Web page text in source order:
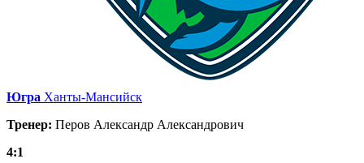
Югра Ханты-Мансийск
Тренер: Перов Александр Александрович
4:1